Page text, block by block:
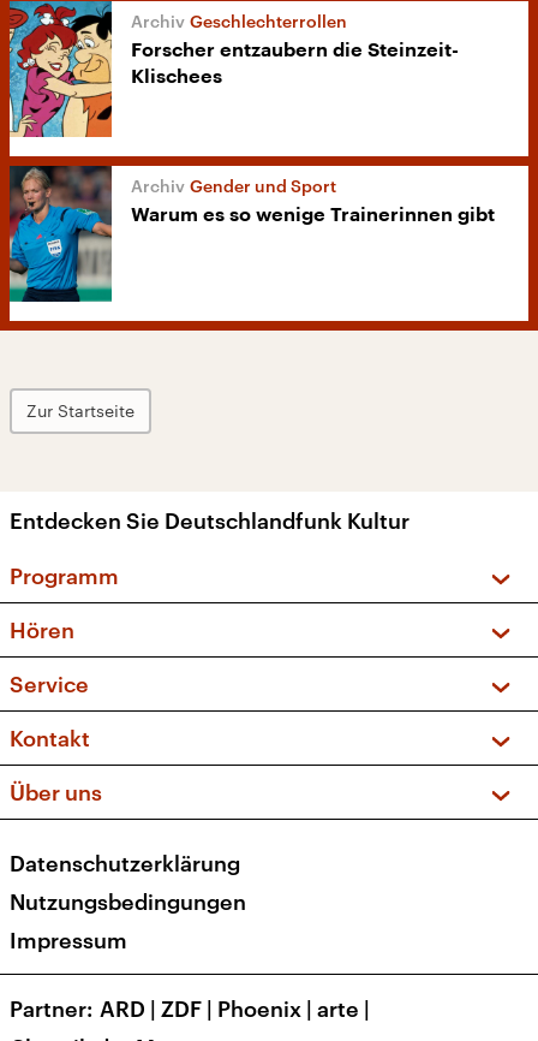
Geschlechterrollen
Forscher entzaubern die Steinzeit-
Klischees
Gender und Sport
Warum es so wenige Trainerinnen gibt
Zur Startseite
Entdecken Sie Deutschlandfunk Kultur
Programm
Sendungen und Podcasts
Musikliste
Kakadu – Das Kinderprogramm
Hören
Frequenzen (UKW + DAB+)
Service
FAQ
Apps
Newsletter
Kontakt
Social Media
Über uns
Presse
Karriere
Transparenz
Datenschutzerklärung
Nutzungsbedingungen
Impressum
Partner ARD | ZDF | Phoenix | arte |